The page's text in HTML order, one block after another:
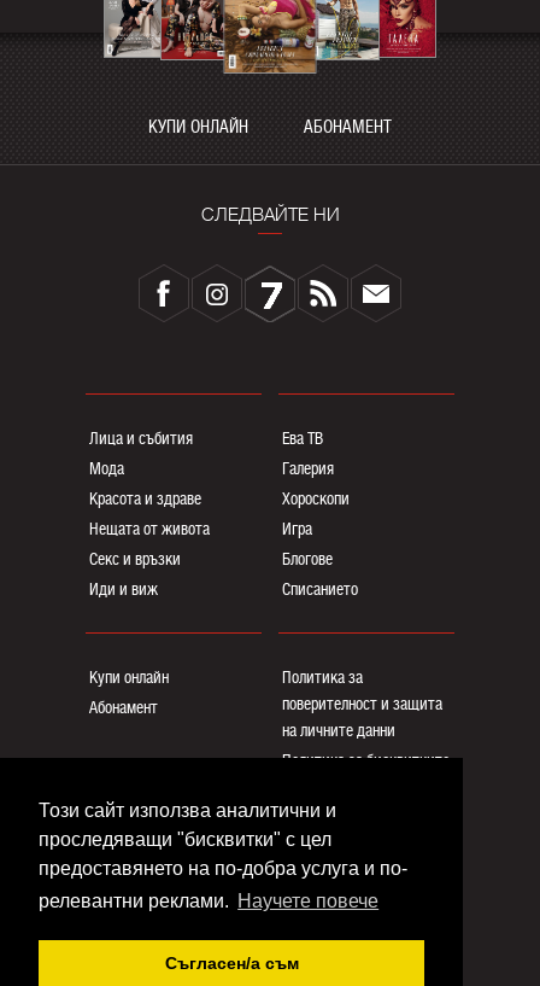
Този сайт използва аналитични и
проследяващи "бисквитки" с цел
предоставянето на по-добра услуга и по-
релевантни реклами. Научете повече
Съгласен/a съм
КУПИ ОНЛАЙН АБОНАМЕНТ
СЛЕДВАЙТЕ НИ
Лица и събития
Мода
Красота и здраве
Нещата от живота
Секс и връзки
Иди и виж
Ева ТВ
Галерия
Хороскопи
Игра
Блогoве
Списанието
Купи онлайн
Абонамент
Политика за
поверителност и защита
на личните данни
Политика за бисквитките
Общи условия
Контакти